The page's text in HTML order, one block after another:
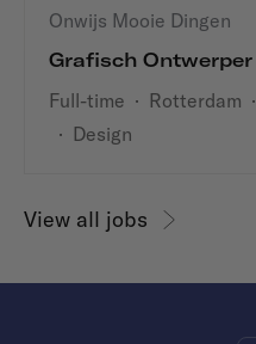
Onwijs Mooie Dingen
Grafisch Ontwerper
Full-time · Rotterdam ·
· Design
View all jobs